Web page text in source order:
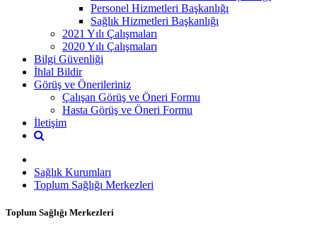
Personel Hizmetleri Başkanlığı
Sağlık Hizmetleri Başkanlığı
2021 Yılı Çalışmaları
2020 Yılı Çalışmaları
Bilgi Güvenliği
İhlal Bildir
Görüş ve Önerileriniz
Çalışan Görüş ve Öneri Formu
Hasta Görüş ve Öneri Formu
İletişim
Sağlık Kurumları
Toplum Sağlığı Merkezleri
Toplum Sağlığı Merkezleri